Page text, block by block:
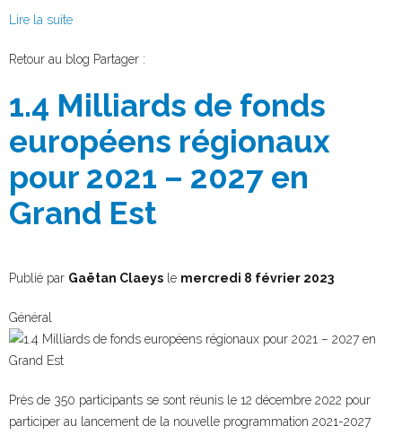
Lire la suite
Retour au blog Partager :
1.4 Milliards de fonds
européens régionaux
pour 2021 – 2027 en
Grand Est
Publié par Gaëtan Claeys le mercredi 8 février 2023
Général
Près de 350 participants se sont réunis le 12 décembre 2022 pour
participer au lancement de la nouvelle programmation 2021-2027